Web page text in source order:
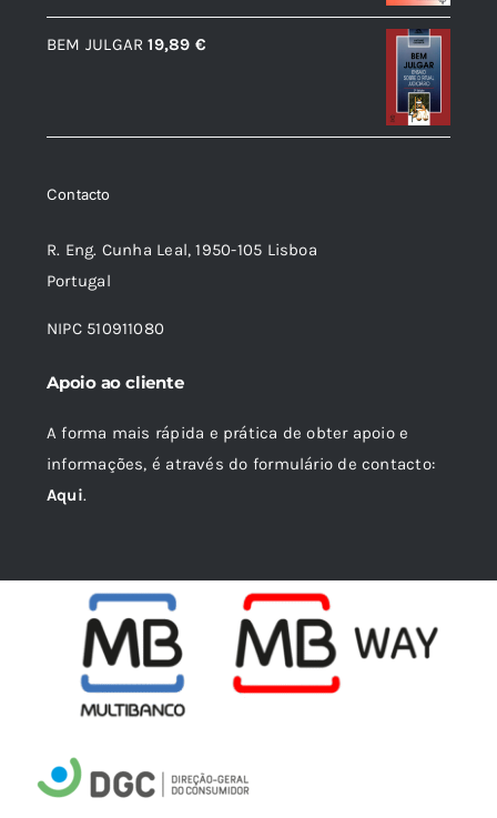
era:
é:
11,31 €.
BEM JULGAR 19,89 €
Contacto
R. Eng. Cunha Leal, 1950-105 Lisboa
Portugal
NIPC 510911080
Apoio ao cliente
A forma mais rápida e prática de obter apoio e
informações, é através do formulário de contacto:
Aqui.